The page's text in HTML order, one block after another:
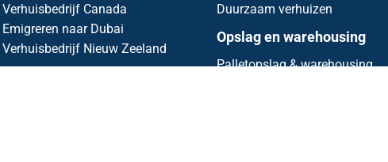
Verhuisbedrijf Canada
Emigreren naar Dubai
Verhuisbedrijf Nieuw Zeeland
Duurzaam verhuizen
Opslag en warehousing
Palletopslag & warehousing